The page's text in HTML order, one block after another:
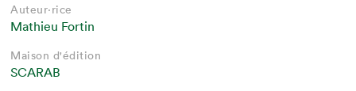
Auteur·rice
Mathieu Fortin
Maison d'édition
SCARAB